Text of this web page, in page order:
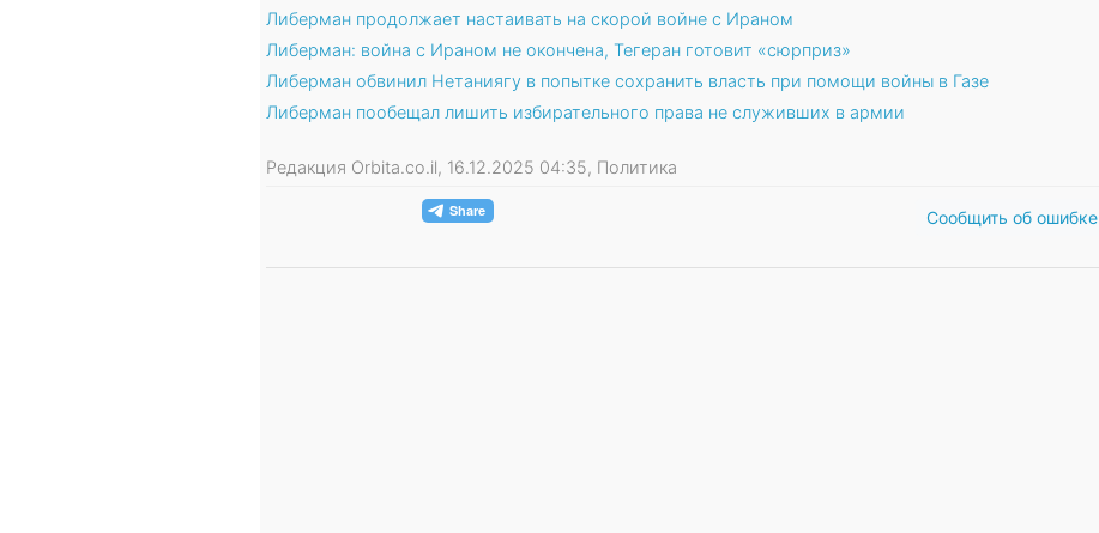
Либерман продолжает настаивать на скорой войне с Ираном
Либерман: война с Ираном не окончена, Тегеран готовит «сюрприз»
Либерман обвинил Нетаниягу в попытке сохранить власть при помощи войны в Газе
Либерман пообещал лишить избирательного права не служивших в армии
Редакция Orbita.co.il, 16.12.2025 04:35, Политика
Сообщить об ошибке